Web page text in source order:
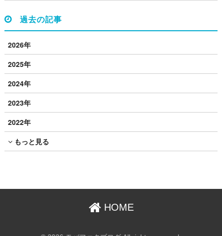
過去の記事
2026年
2025年
2024年
2023年
2022年
もっと見る
HOME